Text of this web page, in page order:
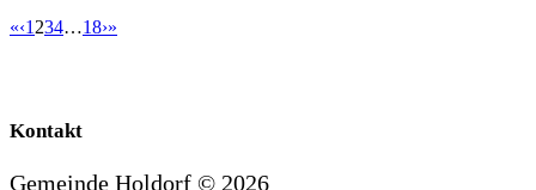
«‹1 234…18›»
Kontakt
Gemeinde Holdorf © 2026